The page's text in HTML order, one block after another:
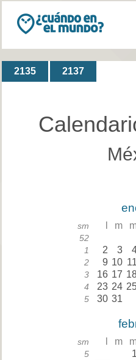
2135 2137
sm m
52
1 2 3
2 9 10 11
3 16 17
4 23 24
5 30 31
sm m
5 1